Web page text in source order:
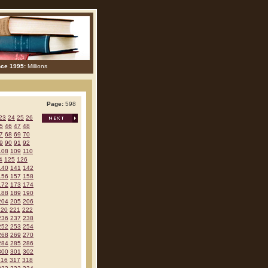
1995: Millions
Page: 598
24 25 26
46 47 48
68 69 70
90 91 92
109 110
125 126
141 142
157 158
173 174
189 190
205 206
221 222
237 238
253 254
269 270
285 286
301 302
317 318